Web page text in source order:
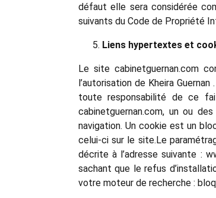
défaut elle sera considérée
suivants du Code de Propriété
Liens hypertextes et
Le site cabinetguernan.com
l’autorisation de Kheira
toute responsabilité de ce
cabinetguernan.com, un ou
navigation. Un cookie est un
celui-ci sur le site.Le
décrite à l’adresse suivante :
sachant que le refus
votre moteur de recherche :